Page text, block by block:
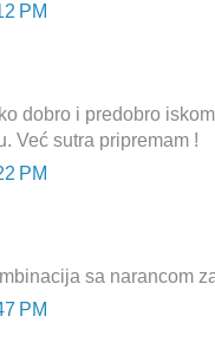
PM
dobro i predobro
Već sutra pripremam !
PM
sa narancom
PM